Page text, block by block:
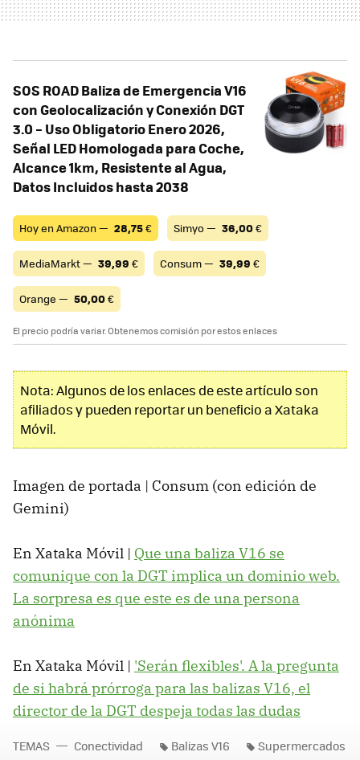
SOS ROAD Baliza de Emergencia V16
con Geolocalización y Conexión DGT
3.0 – Uso Obligatorio Enero 2026,
Señal LED Homologada para Coche,
Alcance 1km, Resistente al Agua,
Datos Incluidos hasta 2038
Hoy en Amazon — 28,75€ Simyo — 36,00€
MediaMarkt — 39,99 € Consum — 39,99 €
Orange — 50,00€
El precio podría variar. Obtenemos comisión por estos enlaces
Nota: Algunos de los enlaces de este artículo son
afiliados y pueden reportar un beneficio a Xataka
Móvil.
Imagen de portada | Consum (con edición de
Gemini)
En Xataka Móvil | Que una baliza V16 se
comunique con la DGT implica un dominio web.
La sorpresa es que este es de una persona
anónima
En Xataka Móvil | 'Serán flexibles'. A la pregunta
de si habrá prórroga para las balizas V16, el
director de la DGT despeja todas las dudas
TEMAS Conectividad Balizas V16 Supermercados